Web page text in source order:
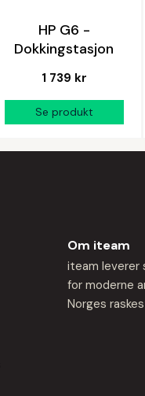
HP G6 -
Dokkingstasjon
1 739 kr
Om iteam
iteam leverer
for moderne
Norges